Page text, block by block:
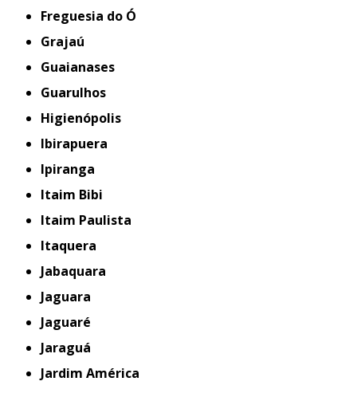
Freguesia do Ó
Grajaú
Guaianases
Guarulhos
Higienópolis
Ibirapuera
Ipiranga
Itaim Bibi
Itaim Paulista
Itaquera
Jabaquara
Jaguara
Jaguaré
Jaraguá
Jardim América